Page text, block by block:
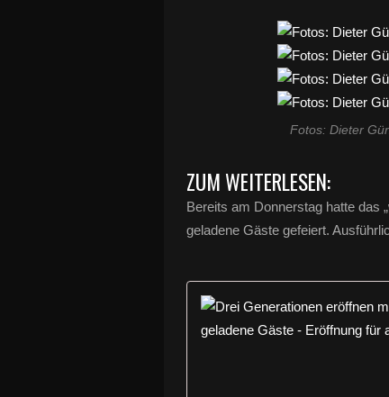
Fotos: Dieter
ZUM WEITERLESEN:
Bereits am Donnerstag hatte das
geladene Gäste gefeiert.